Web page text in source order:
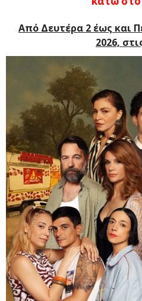
Από Δευτέρα 2 έως και
2026,